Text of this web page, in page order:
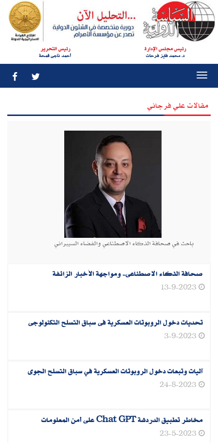
رئيس مجلس الإدارة
د. محمد فايز فرحات
رئيس التحرير
أحمد ناجى قمحة
مقالات علي فرجاني
باحث في صحافة الذكاء الاصطناعي والفضاء السيبراني
صحافة الذكاء الاصطناعى.. ومواجهة الأخبار الزائفة
13-9-2023
تحديات دخول الروبوتات العسكرية فى سباق التسلح التكنولوجى
3-9-2023
آليات وتبعات دخول الروبوتات العسكرية في سباق التسلح الجوى
24-8-2023
مخاطر تطبيق الدردشة Chat GPT على أمن المعلومات
23-5-2023